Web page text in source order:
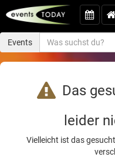
Events
Das
leider
Vielleicht ist das